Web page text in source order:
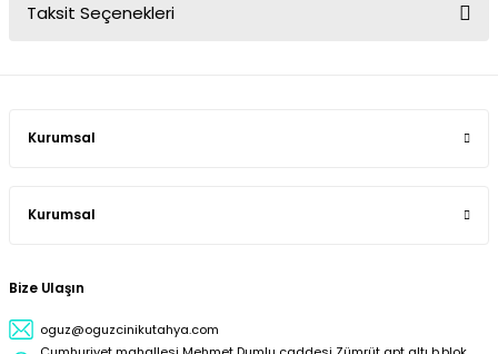
Taksit Seçenekleri
Kurumsal
Kurumsal
Bize Ulaşın
oguz@oguzcinikutahya.com